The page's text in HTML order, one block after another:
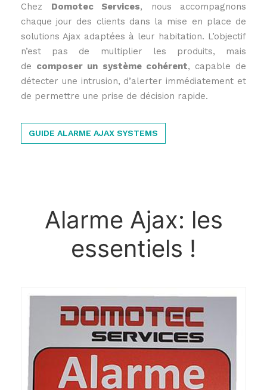
Chez Domotec Services, nous accompagnons
chaque jour des clients dans la mise en place de
solutions Ajax adaptées à leur habitation. L’objectif
n’est pas de multiplier les produits, mais
de composer un système cohérent, capable de
détecter une intrusion, d’alerter immédiatement et
de permettre une prise de décision rapide.
GUIDE ALARME AJAX SYSTEMS
Alarme Ajax: les
essentiels !